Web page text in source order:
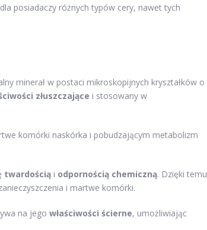
posiadaczy różnych typów cery, nawet tych
minerał w postaci mikroskopijnych kryształków o
złuszczające i stosowany w
komórki naskórka i pobudzającym metabolizm
twardością i odpornością chemiczną. Dzięki temu
i martwe komórki.
na jego właściwości ścierne, umożliwiając